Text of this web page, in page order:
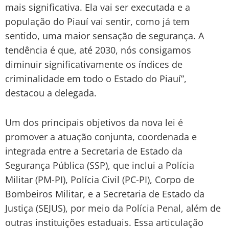
mais significativa. Ela vai ser executada e a
população do Piauí vai sentir, como já tem
sentido, uma maior sensação de segurança. A
tendência é que, até 2030, nós consigamos
diminuir significativamente os índices de
criminalidade em todo o Estado do Piauí”,
destacou a delegada.
Um dos principais objetivos da nova lei é
promover a atuação conjunta, coordenada e
integrada entre a Secretaria de Estado da
Segurança Pública (SSP), que inclui a Polícia
Militar (PM-PI), Polícia Civil (PC-PI), Corpo de
Bombeiros Militar, e a Secretaria de Estado da
Justiça (SEJUS), por meio da Polícia Penal, além de
outras instituições estaduais. Essa articulação